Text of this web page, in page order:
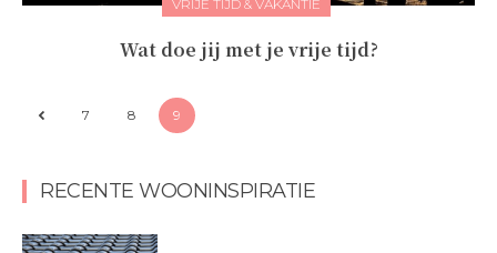
VRIJE TIJD & VAKANTIE
Wat doe jij met je vrije tijd?
7 8 9
RECENTE WOONINSPIRATIE